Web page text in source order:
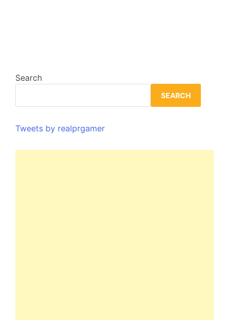
Search
SEARCH
Tweets by realprgamer